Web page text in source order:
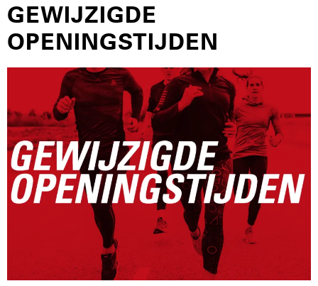
GEWIJZIGDE
OPENINGSTIJDEN